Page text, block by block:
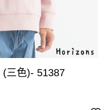
(三色)- 51387